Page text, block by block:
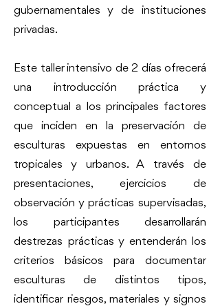
gubernamentales y de instituciones
privadas.
Este taller intensivo de 2 días ofrecerá
una introducción práctica y
conceptual a los principales factores
que inciden en la preservación de
esculturas expuestas en entornos
tropicales y urbanos. A través de
presentaciones, ejercicios de
observación y prácticas supervisadas,
los participantes desarrollarán
destrezas prácticas y entenderán los
criterios básicos para documentar
esculturas de distintos tipos,
identificar riesgos, materiales y signos